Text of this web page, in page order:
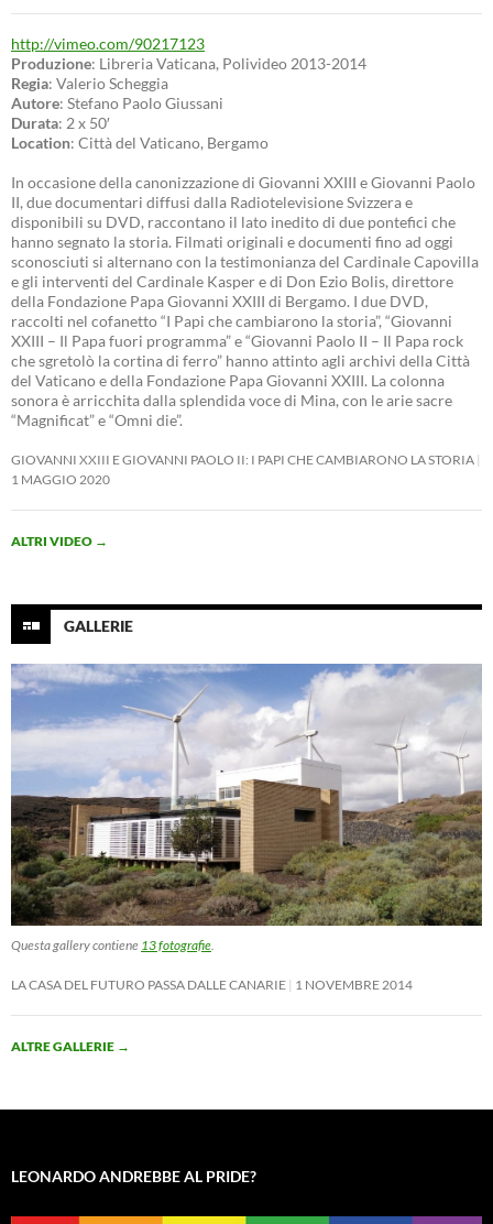
http://vimeo.com/90217123
Produzione: Libreria Vaticana, Polivideo 2013-2014
Regia: Valerio Scheggia
Autore: Stefano Paolo Giussani
Durata: 2 x 50′
Location: Città del Vaticano, Bergamo
In occasione della canonizzazione di Giovanni XXIII e Giovanni Paolo
II, due documentari diffusi dalla Radiotelevisione Svizzera e
disponibili su DVD, raccontano il lato inedito di due pontefici che
hanno segnato la storia. Filmati originali e documenti fino ad oggi
sconosciuti si alternano con la testimonianza del Cardinale Capovilla
e gli interventi del Cardinale Kasper e di Don Ezio Bolis, direttore
della Fondazione Papa Giovanni XXIII di Bergamo. I due DVD,
raccolti nel cofanetto “I Papi che cambiarono la storia”, “Giovanni
XXIII – Il Papa fuori programma” e “Giovanni Paolo II – Il Papa rock
che sgretolò la cortina di ferro” hanno attinto agli archivi della Città
del Vaticano e della Fondazione Papa Giovanni XXIII. La colonna
sonora è arricchita dalla splendida voce di Mina, con le arie sacre
“Magnificat” e “Omni die”.
GIOVANNI XXIII E GIOVANNI PAOLO II: I PAPI CHE CAMBIARONO LA STORIA
1 MAGGIO 2020
ALTRI VIDEO →
GALLERIE
Questa gallery contiene 13 fotografie
LA CASA DEL FUTURO PASSA DALLE CANARIE 1 NOVEMBRE 2014
ALTRE GALLERIE →
LEONARDO ANDREBBE AL PRIDE?